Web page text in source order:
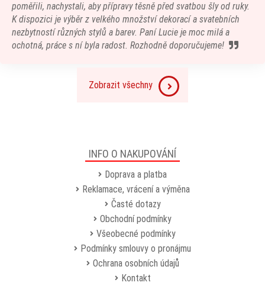
poměřili, nachystali, aby přípravy těsně před svatbou šly od ruky.
K dispozici je výběr z velkého množství dekorací a svatebních
nezbytností různých stylů a barev. Paní Lucie je moc milá a
ochotná, práce s ní byla radost. Rozhodně doporučujeme!
Zobrazit všechny
INFO O NAKUPOVÁNÍ
Doprava a platba
Reklamace, vrácení a výměna
Časté dotazy
Obchodní podmínky
Všeobecné podmínky
Podmínky smlouvy o pronájmu
Ochrana osobních údajů
Kontakt